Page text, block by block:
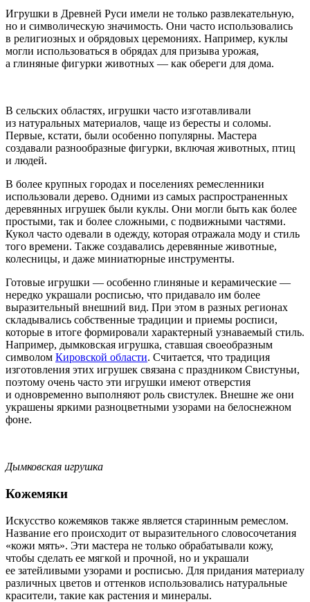
Игрушки в Древней Руси имели не только развлекательную,
но и символическую значимость. Они часто использовались
в религиозных и обрядовых церемониях. Например, куклы
могли использоваться в обрядах для призыва урожая,
а глиняные фигурки животных — как обереги для дома.
В сельских областях, игрушки часто изготавливали
из натуральных материалов, чаще из бересты и соломы.
Первые, кстати, были особенно популярны. Мастера
создавали разнообразные фигурки, включая животных, птиц
и людей.
В более крупных городах и поселениях ремесленники
использовали дерево. Одними из самых распространенных
деревянных игрушек были куклы. Они могли быть как более
простыми, так и более сложными, с подвижными частями.
Кукол часто одевали в одежду, которая отражала моду и стиль
того времени. Также создавались деревянные животные,
колесницы, и даже миниатюрные инструменты.
Готовые игрушки — особенно глиняные и керамические —
нередко украшали росписью, что придавало им более
выразительный внешний вид. При этом в разных регионах
складывались собственные традиции и приемы росписи,
которые в итоге формировали характерный узнаваемый стиль.
Например, дымковская игрушка, ставшая своеобразным
символом Кировской области. Считается, что традиция
изготовления этих игрушек связана с праздником Свистуньи,
поэтому очень часто эти игрушки имеют отверстия
и одновременно выполняют роль свистулек. Внешне же они
украшены яркими разноцветными узорами на белоснежном
фоне.
Дымковская игрушка
Кожемяки
Искусство кожемяков также является старинным ремеслом.
Название его происходит от выразительного словосочетания
«кожи мять». Эти мастера не только обрабатывали кожу,
чтобы сделать ее мягкой и прочной, но и украшали
ее затейливыми узорами и росписью. Для придания материалу
различных цветов и оттенков использовались натуральные
красители, такие как растения и минералы.